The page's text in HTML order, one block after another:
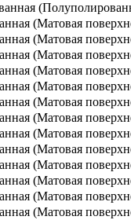
(Матовая
(Матовая
(Матовая
(Матовая
(Матовая
(Матовая
(Матовая
(Матовая
(Матовая
(Матовая
(Матовая
(Матовая
(Матовая